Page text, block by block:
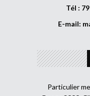
Tél :
E-mail:
Particulier